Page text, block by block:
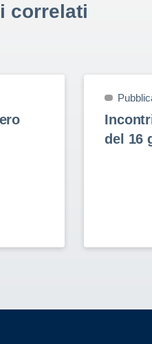
correlati
del 16